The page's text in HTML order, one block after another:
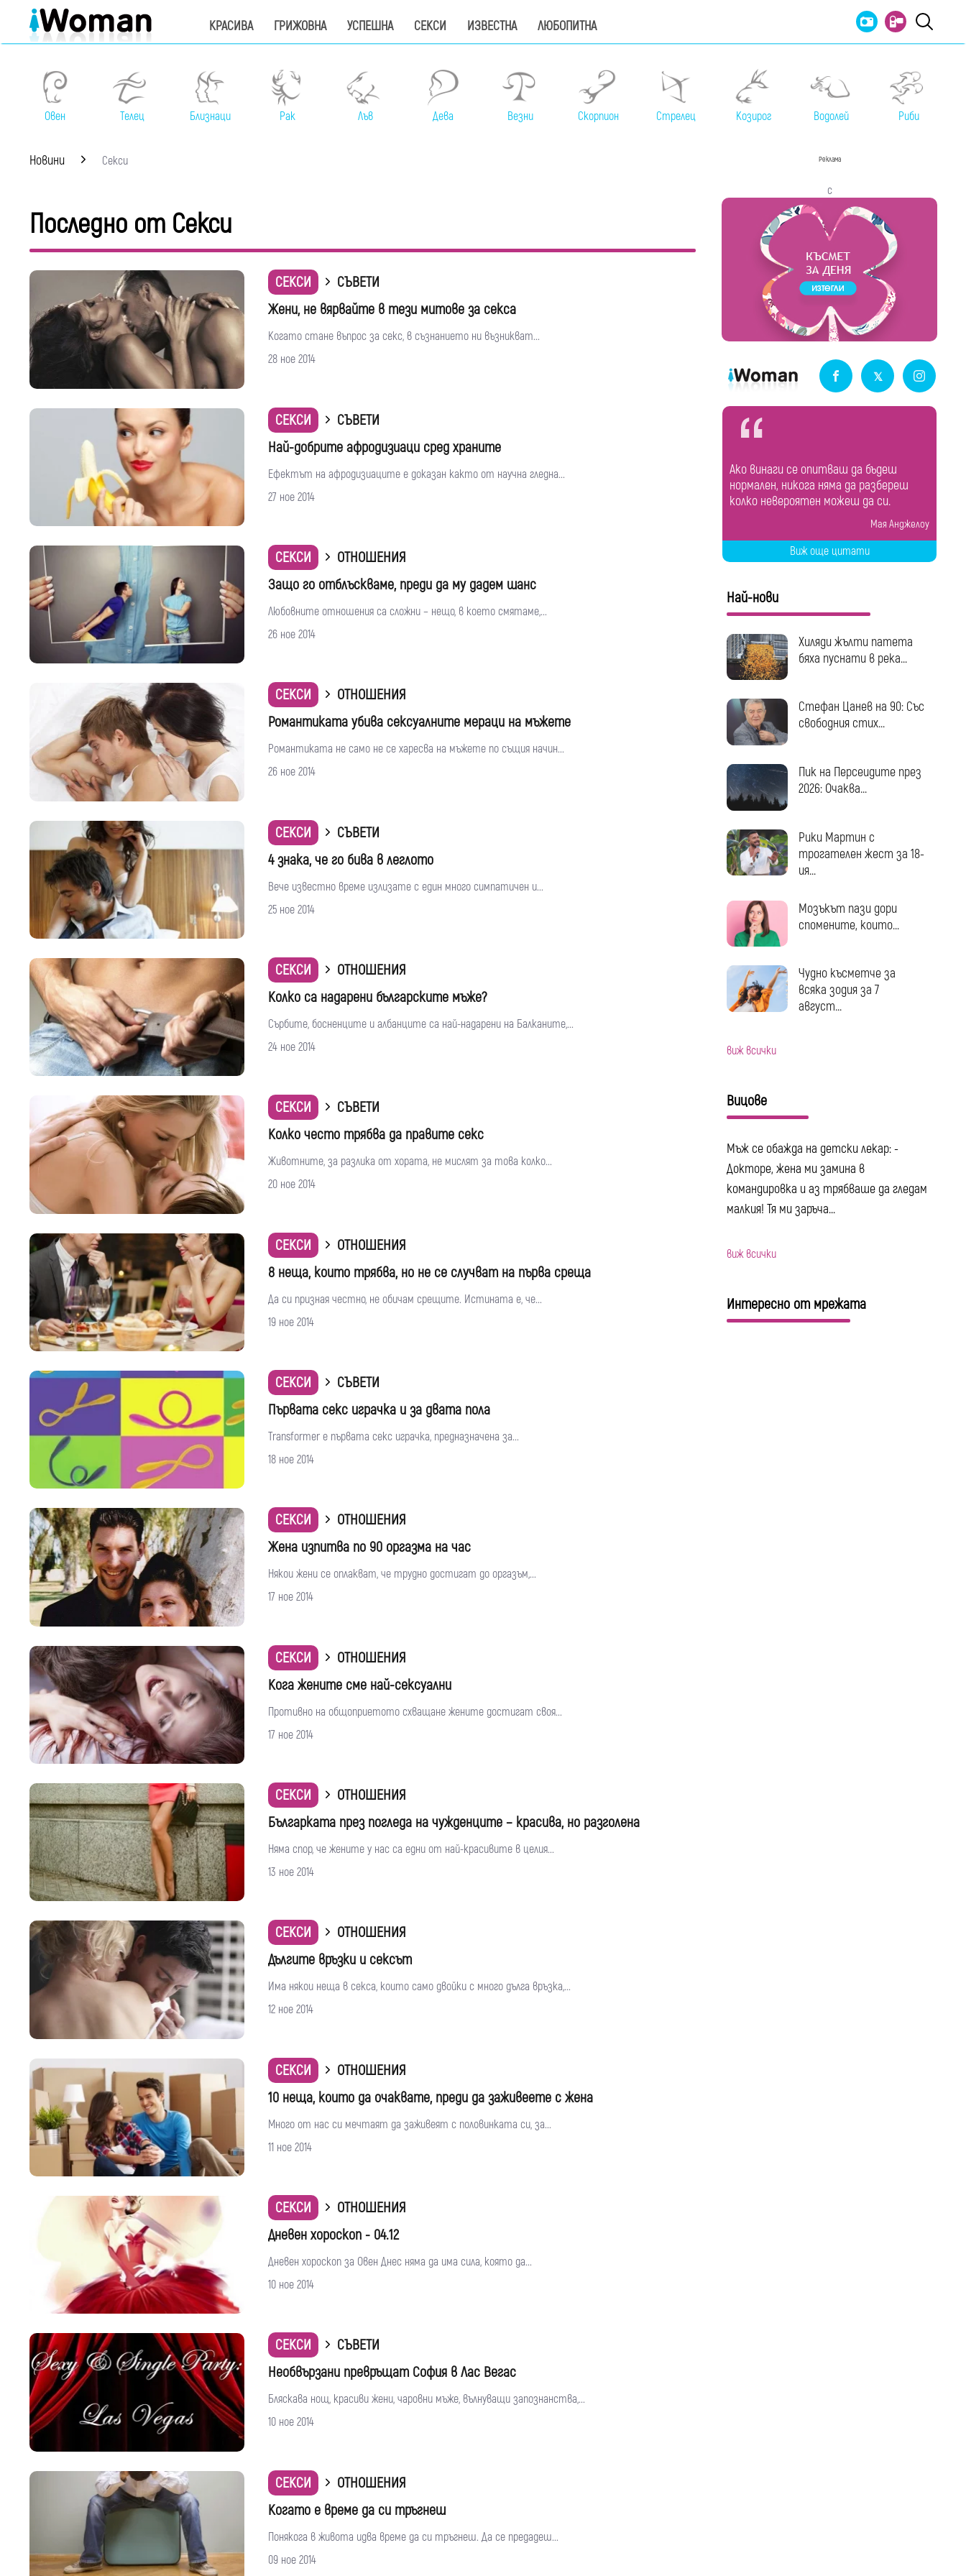
КРАСИВА ГРИЖОВНА УСПЕШНА СЕКСИ ИЗВЕСТНА ЛЮБОПИТНА
Овен Телец Близнаци Рак Лъв Дева Везни Скорпион Стрелец Козирог Водолей Риби
Новини Секси
Последно от Секси
СЕКСИ
СЪВЕТИ
Жени, не вярвайте в тези митове за секса
Когато стане въпрос за секс, в съзнанието ни възникват...
28 ное 2014
СЕКСИ
СЪВЕТИ
Най-добрите афродизиаци сред храните
Ефектът на афродизиаците е доказан както от научна гледна...
27 ное 2014
СЕКСИ
ОТНОШЕНИЯ
Защо го отблъскваме, преди да му дадем шанс
Любовните отношения са сложни – нещо, в което смятаме,...
26 ное 2014
СЕКСИ
ОТНОШЕНИЯ
Романтиката убива сексуалните мераци на мъжете
Романтиката не само не се харесва на мъжете по същия начин...
26 ное 2014
СЕКСИ
СЪВЕТИ
4 знака, че го бива в леглото
Вече известно време излизате с един много симпатичен и...
25 ное 2014
СЕКСИ
ОТНОШЕНИЯ
Колко са надарени българските мъже?
Сърбите, босненците и албанците са най-надарени на Балканите,...
24 ное 2014
СЕКСИ
СЪВЕТИ
Колко често трябва да правите секс
Животните, за разлика от хората, не мислят за това колко...
20 ное 2014
СЕКСИ
ОТНОШЕНИЯ
8 неща, които трябва, но не се случват на първа среща
Да си призная честно, не обичам срещите. Истината е, че...
19 ное 2014
СЕКСИ
СЪВЕТИ
Първата секс играчка и за двата пола
Transformer е първата секс играчка, предназначена за...
18 ное 2014
СЕКСИ
ОТНОШЕНИЯ
Жена изпитва по 90 оргазма на час
Някои жени се оплакват, че трудно достигат до оргазъм,...
17 ное 2014
СЕКСИ
ОТНОШЕНИЯ
Кога жените сме най-сексуални
Противно на общоприетото схващане жените достигат своя...
17 ное 2014
СЕКСИ
ОТНОШЕНИЯ
Българката през погледа на чужденците – красива, но разголена
Няма спор, че жените у нас са едни от най-красивите в целия...
13 ное 2014
СЕКСИ
ОТНОШЕНИЯ
Дългите връзки и сексът
Има някои неща в секса, които само двойки с много дълга връзка,...
12 ное 2014
СЕКСИ
ОТНОШЕНИЯ
10 неща, които да очаквате, преди да заживеете с жена
Много от нас си мечтаят да заживеят с половинката си, за...
11 ное 2014
СЕКСИ
ОТНОШЕНИЯ
Дневен хороскоп - 04.12
Дневен хороскоп за Овен Днес няма да има сила, която да...
10 ное 2014
СЕКСИ
СЪВЕТИ
Необвързани превръщат София в Лас Вегас
Бляскава нощ, красиви жени, чаровни мъже, вълнуващи запознанства,...
10 ное 2014
СЕКСИ
ОТНОШЕНИЯ
Когато е време да си тръгнеш
Понякога в живота идва време да си тръгнеш. Да се предадеш...
09 ное 2014
Реклама
с
Ако винаги се опитваш да бъдеш
нормален, никога няма да разбереш
колко невероятен можеш да си.
Мая Анджелоу
Виж още цитати
Най-нови
Хиляди жълти патета
бяха пуснати в река...
Стефан Цанев на 90: Със
свободния стих...
Пик на Персеидите през
2026: Очаква...
Рики Мартин с
трогателен жест за 18-
ия...
Мозъкът пази дори
спомените, които...
Чудно късметче за
всяка зодия за 7
август...
виж всички
Вицове
Мъж се обажда на детски лекар: -
Докторе, жена ми замина в
командировка и аз трябваше да гледам
малкия! Тя ми заръча...
виж всички
Интересно от мрежата